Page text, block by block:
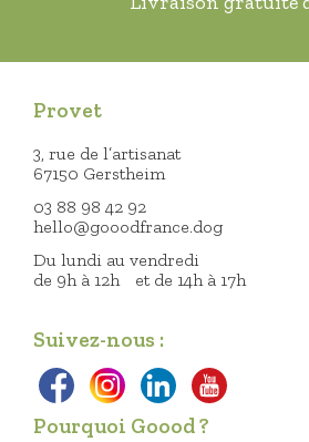
Provet
3, rue de l’artisanat
67150 Gerstheim
03 88 98 42 92
hello@gooodfrance.dog
Du lundi au vendredi
de 9h à 12h et de 14h à 17h
Suivez-nous :
Pourquoi Goood ?